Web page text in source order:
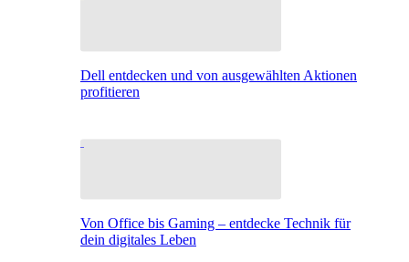
Dell entdecken und von ausgewählten Aktionen
profitieren
Von Office bis Gaming – entdecke Technik für
dein digitales Leben